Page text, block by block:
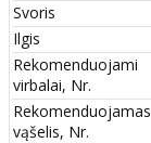
Svoris
Ilgis
Rekomenduojami
virbalai, Nr.
Rekomenduojamas
vąšelis, Nr.